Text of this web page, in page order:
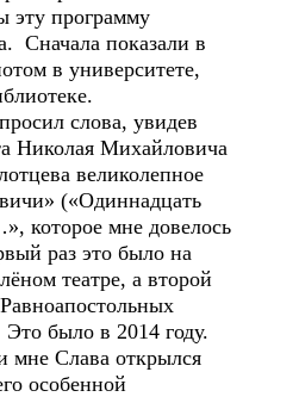
эту программу
Сначала показали в
в университете,
слова, увидев
Николая Михайловича
великолепное
(«Одиннадцать
которое мне довелось
раз это было на
театре, а второй
было в 2014 году.
мне Слава открылся
особенной